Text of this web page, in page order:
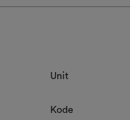
Unit
Kode